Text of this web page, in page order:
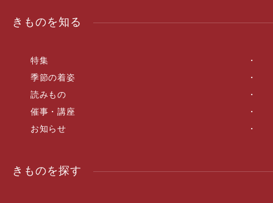
きものを知る
特集
季節の着姿
読みもの
催事・講座
お知らせ
きものを探す